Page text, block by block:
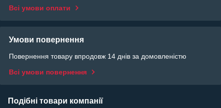
Всі умови оплати
Умови повернення
Повернення товару впродовж 14 днів за домовленістю
Всі умови повернення
Подібні товари компанії